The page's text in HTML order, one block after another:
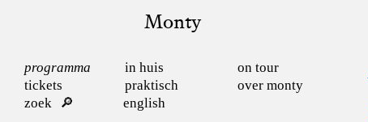
Monty
programma in huis
on tour
tickets
praktisch
over monty
zoek
english